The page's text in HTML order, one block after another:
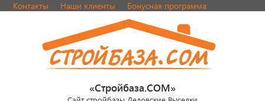
Контакты Наши клиенты Бонусная программа
«Стройбаза.COM»